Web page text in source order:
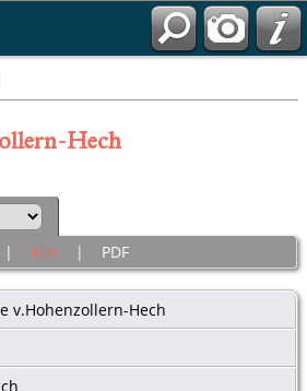
Hech
Alle | PDF
v.Hohenzollern-Hech